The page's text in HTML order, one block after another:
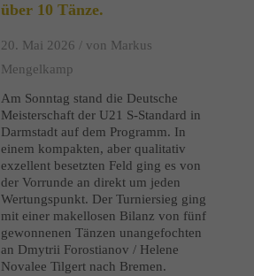
über 10 Tänze.
20. Mai 2026 / von Markus
Mengelkamp
Am Sonntag stand die Deutsche
Meisterschaft der U21 S-Standard in
Darmstadt auf dem Programm. In
einem kompakten, aber qualitativ
exzellent besetzten Feld ging es von
der Vorrunde an direkt um jeden
Wertungspunkt. Der Turniersieg ging
mit einer makellosen Bilanz von fünf
gewonnenen Tänzen unangefochten
an Dmytrii Forostianov / Helene
Novalee Tilgert nach Bremen.